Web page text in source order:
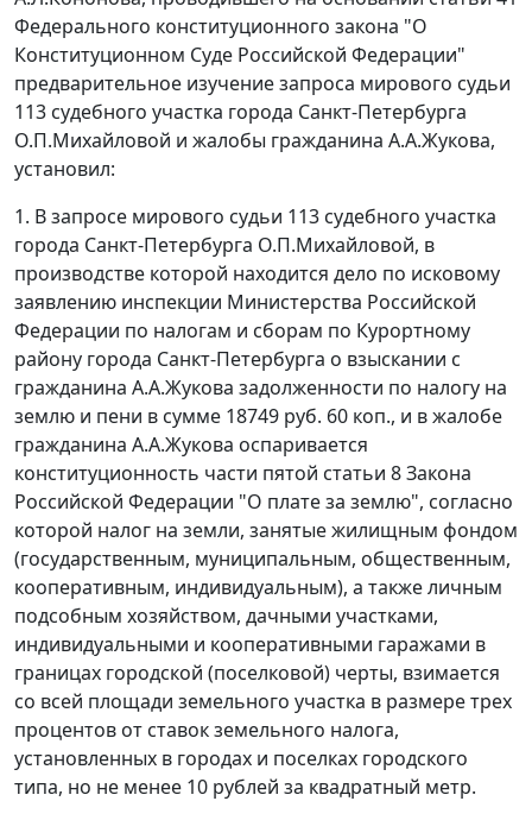
Федерального конституционного закона "О
Конституционном Суде Российской Федерации"
предварительное изучение запроса мирового судьи
113 судебного участка города Санкт-Петербурга
О.П.Михайловой и жалобы гражданина А.А.Жукова,
установил:
1. В запросе мирового судьи 113 судебного участка
города Санкт-Петербурга О.П.Михайловой, в
производстве которой находится дело по исковому
заявлению инспекции Министерства Российской
Федерации по налогам и сборам по Курортному
району города Санкт-Петербурга о взыскании с
гражданина А.А.Жукова задолженности по налогу на
землю и пени в сумме 18749 руб. 60 коп., и в жалобе
гражданина А.А.Жукова оспаривается
конституционность части пятой статьи 8Закона
Российской Федерации "О плате за землю", согласно
которой налог на земли, занятые жилищным фондом
(государственным, муниципальным, общественным,
кооперативным, индивидуальным), а также личным
подсобным хозяйством, дачными участками,
индивидуальными и кооперативными гаражами в
границах городской (поселковой) черты, взимается
со всей площади земельного участка в размере трех
процентов от ставок земельного налога,
установленных в городах и поселках городского
типа, но не менее 10 рублей за квадратный метр.